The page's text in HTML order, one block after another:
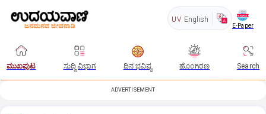
UV English
E-Paper
ಮುಖಪುಟ ಸುದ್ದಿ ವಿಭಾಗ ದಿನ ಭವಿಷ್ಯ ಹೊಂಗಿರಣ Search
ADVERTISEMENT